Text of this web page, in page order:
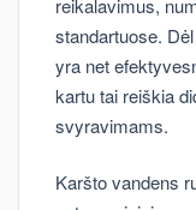
standartuose.
yra net
kartu tai reiškia
svyravimams.
Karšto vandens